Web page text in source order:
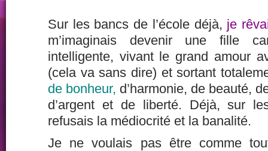
Sur les bancs de l’école déjà, je
m’imaginais devenir une fille
intelligente, vivant le grand amour
(cela va sans dire) et sortant
de bonheur, d’harmonie, de beauté,
d’argent et de liberté. Déjà, sur
refusais la médiocrité et la banalité.
Je ne voulais pas être comme